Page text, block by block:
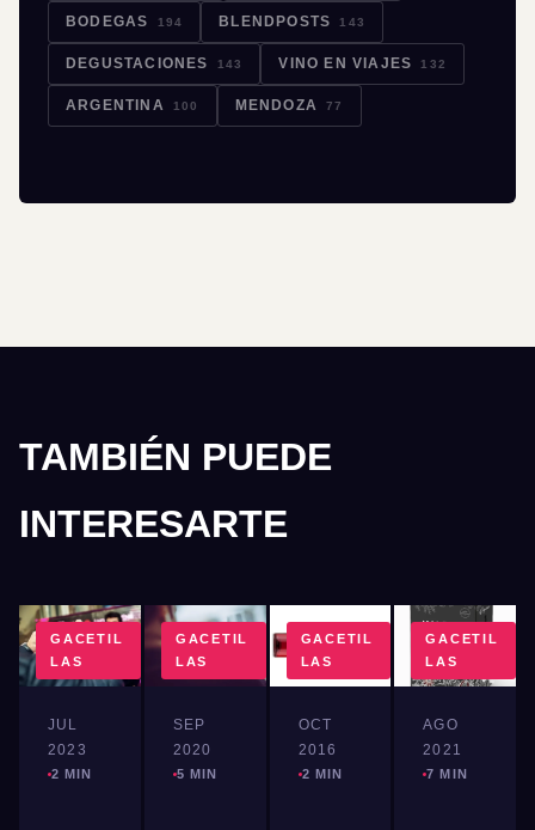
BODEGAS 194 BLENDPOSTS 143
DEGUSTACIONES 143 VINO EN VIAJES 132
ARGENTINA 100 MENDOZA 77
TAMBIÉN PUEDE
INTERESARTE
GACETIL
LAS
JUL
2023
2 MIN
GACETIL
LAS
SEP
2020
5 MIN
GACETIL
LAS
OCT
2016
2 MIN
GACETIL
LAS
AGO
2021
7 MIN